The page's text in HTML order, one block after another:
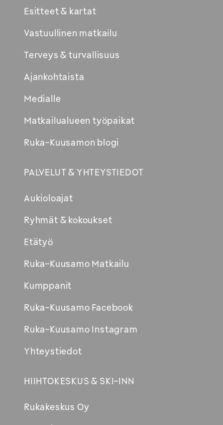
Esitteet & kartat
Vastuullinen matkailu
Terveys & turvallisuus
Ajankohtaista
Medialle
Matkailualueen työpaikat
Ruka-Kuusamon blogi
PALVELUT & YHTEYSTIEDOT
Aukioloajat
Ryhmät & kokoukset
Etätyö
Ruka-Kuusamo Matkailu
Kumppanit
Ruka-Kuusamo Facebook
Ruka-Kuusamo Instagram
Yhteystiedot
HIIHTOKESKUS & SKI-INN
Rukakeskus Oy